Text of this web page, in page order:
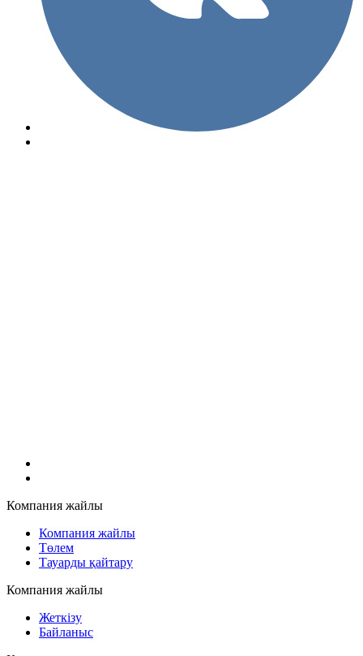
Компания жайлы
Компания жайлы
Төлем
Тауарды қайтару
Компания жайлы
Жеткізу
Байланыс